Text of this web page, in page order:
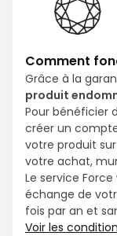
Comment
Grâce à la
produit
Pour bénéficier
créer un
votre produit
votre achat,
Le service
échange de
fois par an et
Voir les